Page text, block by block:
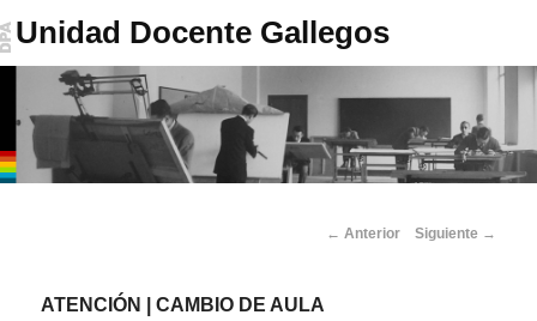
Unidad Docente Gallegos
contenido
contenido
Navegador
← Anterior Siguiente →
ATENCIÓN | CAMBIO DE AULA